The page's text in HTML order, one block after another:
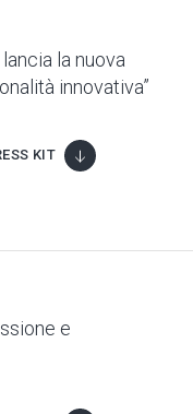
la nuova
innovativa”
KIT
e